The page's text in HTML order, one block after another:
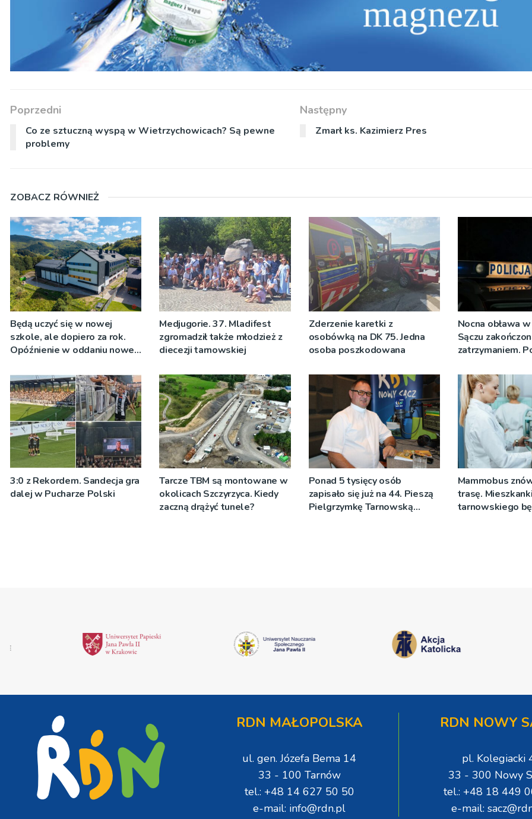
Poprzedni
Co ze sztuczną wyspą w Wietrzychowicach? Są pewne
problemy
Następny
Zmarł ks. Kazimierz Pres
ZOBACZ RÓWNIEŻ
Będą uczyć się w nowej
szkole, ale dopiero za rok.
Opóźnienie w oddaniu nowej
Medjugorie. 37. Mladifest
zgromadził także młodzież z
diecezji tarnowskiej
Zderzenie karetki z
osobówką na DK 75. Jedna
osoba poszkodowana
Nocna obława
Sączu
zatrzymaniem.
dźgnięcia 31-
mężczyzny
3:0 z Rekordem. Sandecja gra
dalej w Pucharze Polski
Tarcze TBM są montowane w
okolicach Szczyrzyca. Kiedy
zaczną drążyć tunele?
Ponad 5 tysięcy osób
zapisało się już na 44. Pieszą
Pielgrzymkę Tarnowską
Mammobus
trasę.
tarnowskiego
RDN MAŁOPOLSKA
ul. gen. Józefa Bema 14
33 - 100 Tarnów
tel.: +48 14 627 50 50
e-mail: info@rdn.pl
RDN NOWY
pl. Kolegiacki
33 - 300 Nowy
tel.: +48 18 449
e-mail: